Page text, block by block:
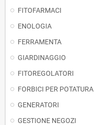
FITOFARMACI
ENOLOGIA
FERRAMENTA
GIARDINAGGIO
FITOREGOLATORI
FORBICI PER POTATURA
GENERATORI
GESTIONE NEGOZI